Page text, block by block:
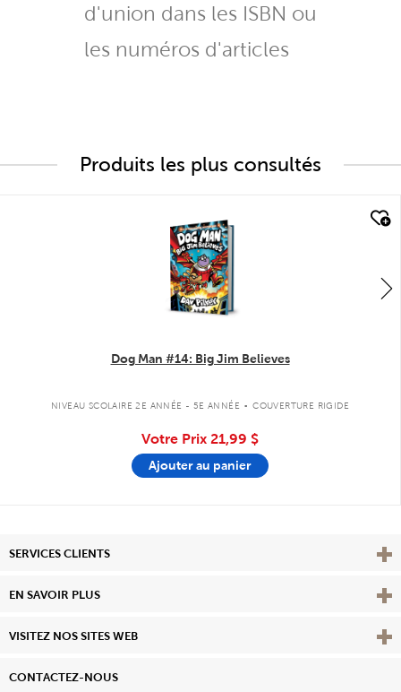
d'union dans les ISBN ou
les numéros d'articles
Produits les plus consultés
Dog Man #14: Big Jim Believes
NIVEAU SCOLAIRE 2E ANNÉE - 5E ANNÉE . COUVERTURE RIGIDE
Votre Prix 21,99 $
Ajouter au panier
SERVICES CLIENTS
EN SAVOIR PLUS View
VISITEZ NOS SITES WEB
CONTACTEZ-NOUS